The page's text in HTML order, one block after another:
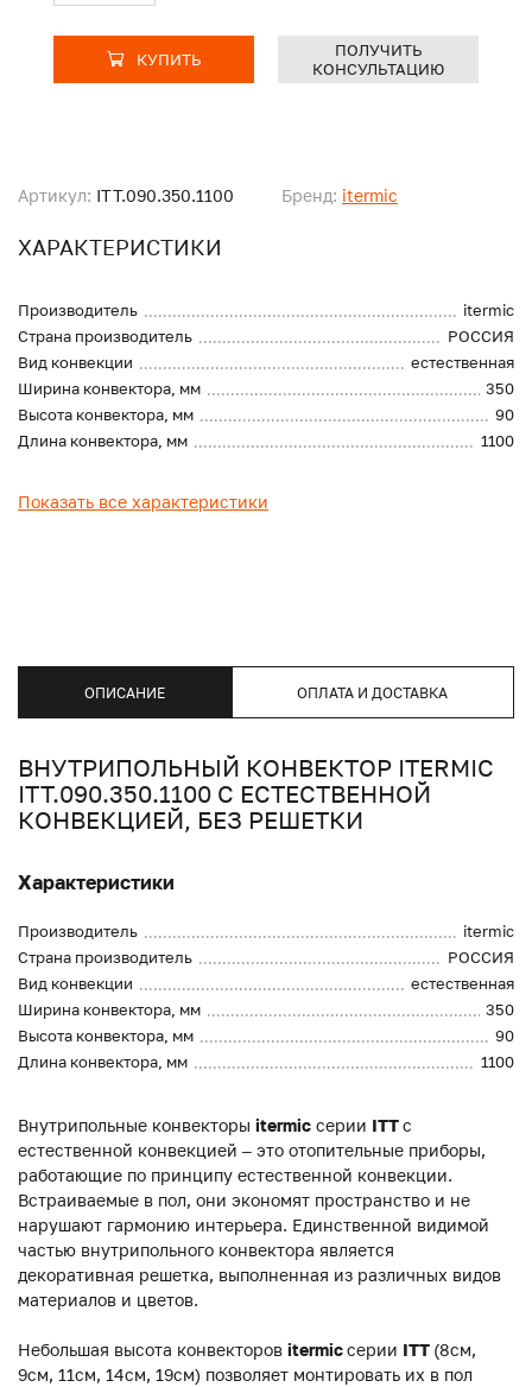
Артикул: ITT.090.350.1100 Бренд: itermic
ХАРАКТЕРИСТИКИ
Производитель
itermic
Страна производитель
РОССИЯ
Вид конвекции
естественная
Ширина конвектора, мм
350
Высота конвектора, мм
90
Длина конвектора, мм
1100
Показать все характеристики
КУПИТЬ
ПОЛУЧИТЬ
КОНСУЛЬТАЦИЮ
ОПИСАНИЕ ОПЛАТА И ДОСТАВКА
ВНУТРИПОЛЬНЫЙ КОНВЕКТОР ITERMIC
ITT.090.350.1100 С ЕСТЕСТВЕННОЙ
КОНВЕКЦИЕЙ, БЕЗ РЕШЕТКИ
Характеристики
Производитель
itermic
Страна производитель
РОССИЯ
Вид конвекции
естественная
Ширина конвектора, мм
350
Высота конвектора, мм
90
Длина конвектора, мм
1100
Внутрипольные конвекторы itermic серии ITTс
естественной конвекцией – это отопительные приборы,
работающие по принципу естественной конвекции.
Встраиваемые в пол, они экономят пространство и не
нарушают гармонию интерьера. Единственной видимой
частью внутрипольного конвектора является
декоративная решетка, выполненная из различных видов
материалов и цветов.
Небольшая высота конвекторов itermicсерии ITT (8см,
9см, 11см, 14см, 19см) позволяет монтировать их в пол